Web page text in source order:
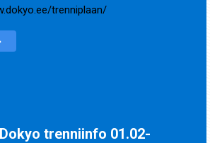
trenniplaan/
trenniinfo 01.02-